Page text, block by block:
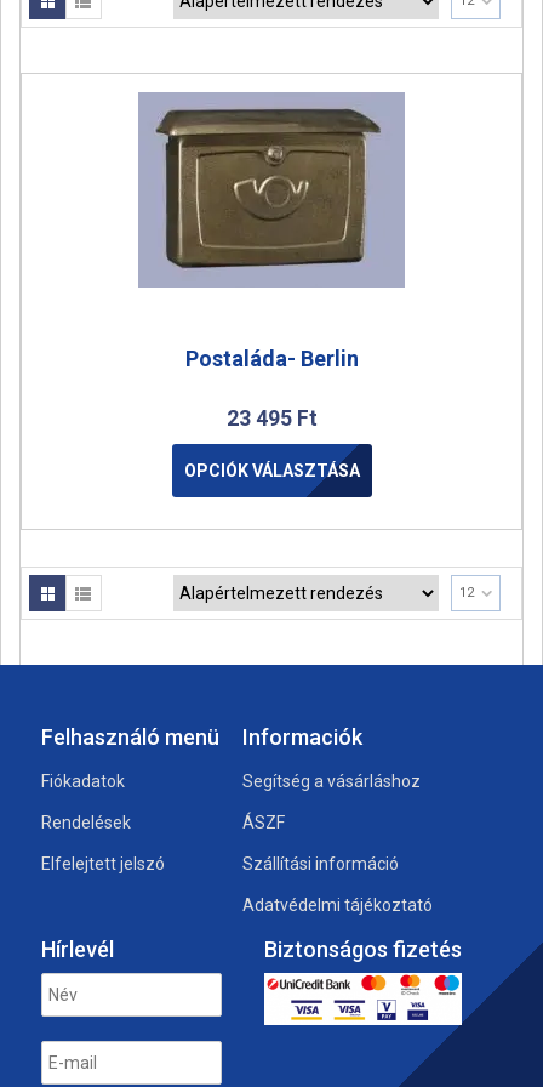
a
Postaláda- Berlin
23 495 Ft
OPCIÓK VÁLASZTÁSA
12
Felhasználó menü
Fiókadatok
Rendelések
Elfelejtett jelszó
Informaciók
Segítség a vásárláshoz
ÁSZF
Szállítási információ
Adatvédelmi tájékoztató
Hírlevél Biztonságos fizetés